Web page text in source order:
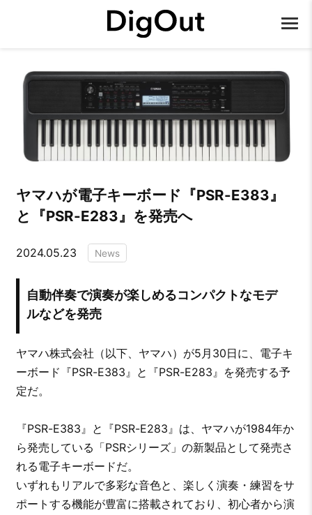
ヤマハが電子キーボード『PSR-E383』
と『PSR-E283』を発売へ
2024.05.23 News
自動伴奏で演奏が楽しめるコンパクトなモデ
ルなどを発売
ヤマハ株式会社（以下、ヤマハ）が5月30日に、電子キ
ーボード『PSR-E383』と『PSR-E283』を発売する予
定だ。
『PSR-E383』と『PSR-E283』は、ヤマハが1984年か
ら発売している「PSRシリーズ」の新製品として発売さ
れる電子キーボードだ。
いずれもリアルで多彩な音色と、楽しく演奏・練習をサ
ポートする機能が豊富に搭載されており、初心者から演